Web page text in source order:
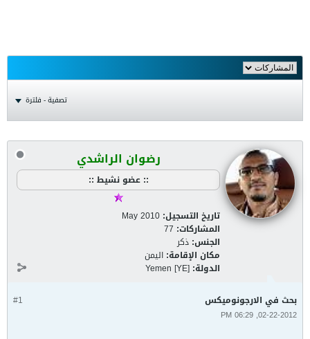
تصفية - فلترة
رضوان الراشدي
:: عضو نشيط ::
تاريخ التسجيل: May 2010
المشاركات: 77
الجنس: ذكر
مكان الإقامة: اليمن
الدولة: Yemen [YE]
#1 بحث في الارجونوميكس
02-22-2012, 06:29 PM